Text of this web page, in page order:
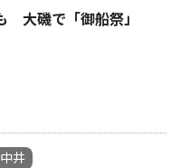
大磯で「御船祭」
井